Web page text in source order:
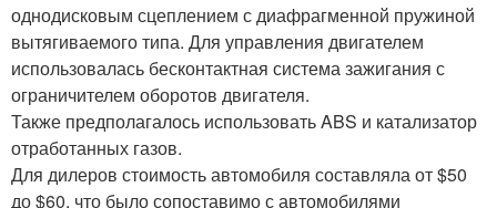
однодисковым сцеплением с диафрагменной пружиной
вытягиваемого типа. Для управления двигателем
использовалась бесконтактная система зажигания с
ограничителем оборотов двигателя.
Также предполагалось использовать ABS и катализатор
отработанных газов.
Для дилеров стоимость автомобиля составляла от $50
до $60, что было сопоставимо с автомобилями